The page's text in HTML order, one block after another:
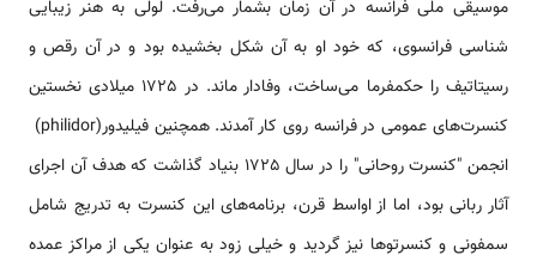
موسیقی ملی فرانسه در آن زمان بشمار می‌رفت. لولی به هنر زیبایی
شناسی فرانسوی، که خود او به آن شکل بخشیده بود و در آن رقص و
رسیتاتیف را حکمفرما می‌ساخت، وفادار ماند. در 1725 میلادی نخستین
کنسرت‌های عمومی در فرانسه روی کار آمدند. همچنين فیلیدور(philidor)
انجمن "کنسرت روحانی" را در سال 1725 بنیاد گذاشت که هدف آن اجرای
آثار ربانی بود، اما از اواسط قرن، برنامه‌های این کنسرت به تدريج شامل
سمفونی و کنسرتوها نیز گردید و خیلی زود به عنوان یکی از مراکز عمده